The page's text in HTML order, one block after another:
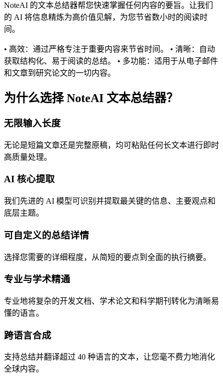
NoteAI 的文本总结器帮您快速掌握任何内容的要旨。让我们
的 AI 将信息精炼为高价值见解，为您节省数小时的阅读时
间。
• 高效：通过严格专注于重要内容来节省时间。 • 清晰：自动
获取结构化、易于阅读的总结。 • 多功能：适用于从电子邮件
和文章到研究论文的一切内容。
为什么选择 NoteAI 文本总结器？
无限输入长度
无论是短篇文章还是完整原稿，均可粘贴任何长文本进行即时
高质量处理。
AI 核心提取
我们先进的 AI 模型可识别并提取最关键的信息、主要观点和
底层主题。
可自定义的总结详情
选择您需要的详细程度，从简短的要点到全面的执行摘要。
专业与学术精通
专业地将复杂的开发文档、学术论文和科学期刊转化为清晰易
懂的语言。
跨语言合成
支持总结并翻译超过 40 种语言的文本，让您毫不费力地消化
全球内容。